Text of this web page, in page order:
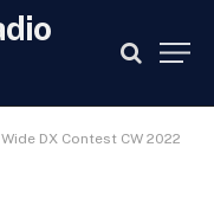
DX Contest CW 2022